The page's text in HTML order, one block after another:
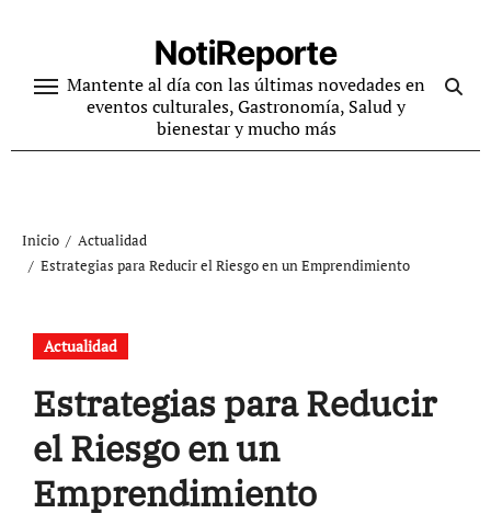
contenido
NotiReporte
Mantente al día con las últimas novedades en
eventos culturales, Gastronomía, Salud y
bienestar y mucho más
Inicio
Actualidad
Estrategias para Reducir el Riesgo en un Emprendimiento
Actualidad
Estrategias para Reducir
el Riesgo en un
Emprendimiento